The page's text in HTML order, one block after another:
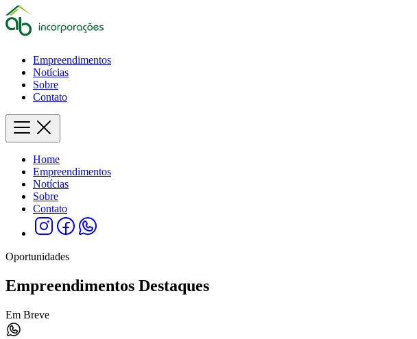
Empreendimentos
Notícias
Sobre
Contato
Home
Empreendimentos
Notícias
Sobre
Contato
Oportunidades
Empreendimentos Destaques
Em Breve